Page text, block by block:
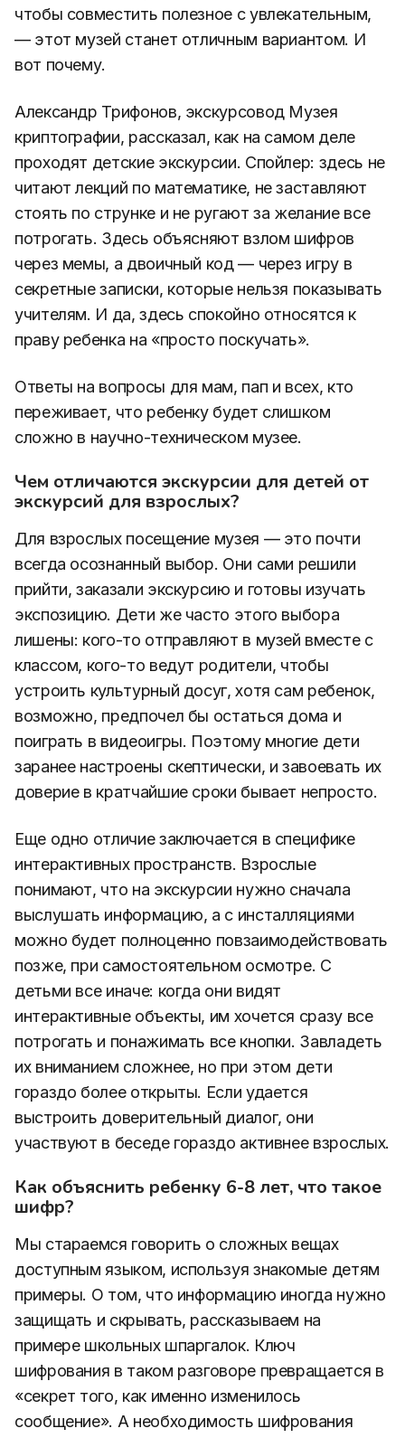
чтобы совместить полезное с увлекательным,
— этот музей станет отличным вариантом. И
вот почему.
Александр Трифонов, экскурсовод Музея
криптографии, рассказал, как на самом деле
проходят детские экскурсии. Спойлер: здесь не
читают лекций по математике, не заставляют
стоять по струнке и не ругают за желание все
потрогать. Здесь объясняют взлом шифров
через мемы, а двоичный код — через игру в
секретные записки, которые нельзя показывать
учителям. И да, здесь спокойно относятся к
праву ребенка на «просто поскучать».
Ответы на вопросы для мам, пап и всех, кто
переживает, что ребенку будет слишком
сложно в научно-техническом музее.
Чем отличаются экскурсии для детей от
экскурсий для взрослых?
Для взрослых посещение музея — это почти
всегда осознанный выбор. Они сами решили
прийти, заказали экскурсию и готовы изучать
экспозицию. Дети же часто этого выбора
лишены: кого-то отправляют в музей вместе с
классом, кого-то ведут родители, чтобы
устроить культурный досуг, хотя сам ребенок,
возможно, предпочел бы остаться дома и
поиграть в видеоигры. Поэтому многие дети
заранее настроены скептически, и завоевать их
доверие в кратчайшие сроки бывает непросто.
Еще одно отличие заключается в специфике
интерактивных пространств. Взрослые
понимают, что на экскурсии нужно сначала
выслушать информацию, а с инсталляциями
можно будет полноценно повзаимодействовать
позже, при самостоятельном осмотре. С
детьми все иначе: когда они видят
интерактивные объекты, им хочется сразу все
потрогать и понажимать все кнопки. Завладеть
их вниманием сложнее, но при этом дети
гораздо более открыты. Если удается
выстроить доверительный диалог, они
участвуют в беседе гораздо активнее взрослых.
Как объяснить ребенку 6-8 лет, что такое
шифр?
Мы стараемся говорить о сложных вещах
доступным языком, используя знакомые детям
примеры. О том, что информацию иногда нужно
защищать и скрывать, рассказываем на
примере школьных шпаргалок. Ключ
шифрования в таком разговоре превращается в
«секрет того, как именно изменилось
сообщение». А необходимость шифрования